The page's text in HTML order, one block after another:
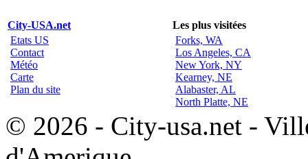
City-USA.net
Les plus visitées
Etats US
Contact
Météo
Carte
Plan du site
Forks, WA
Los Angeles, CA
New York, NY
Kearney, NE
Alabaster, AL
North Platte, NE
© 2026 - City-usa.net -